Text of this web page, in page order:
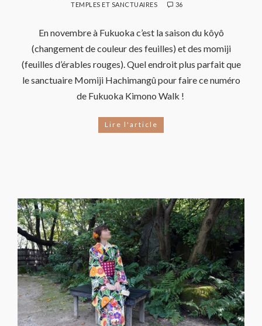
TEMPLES ET SANCTUAIRES
36
En novembre à Fukuoka c’est la saison du kôyô
(changement de couleur des feuilles) et des momiji
(feuilles d’érables rouges). Quel endroit plus parfait que
le sanctuaire Momiji Hachimangû pour faire ce numéro
de Fukuoka Kimono Walk !
Lire l'article